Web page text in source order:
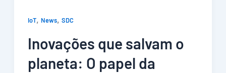
IoT, News, SDC
Inovações que salvam o
planeta: O papel da